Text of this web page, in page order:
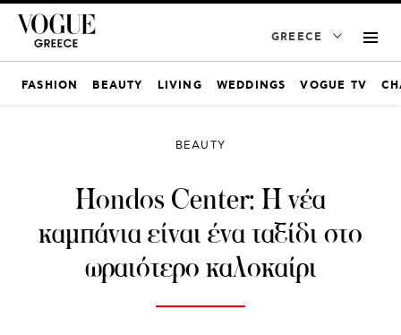
GREECE
FASHION BEAUTY LIVING WEDDINGS VOGUE TV
BEAUTY
Hondos Center: Η νέα
καμπάνια είναι ένα ταξίδι στο
ωραιότερο καλοκαίρι